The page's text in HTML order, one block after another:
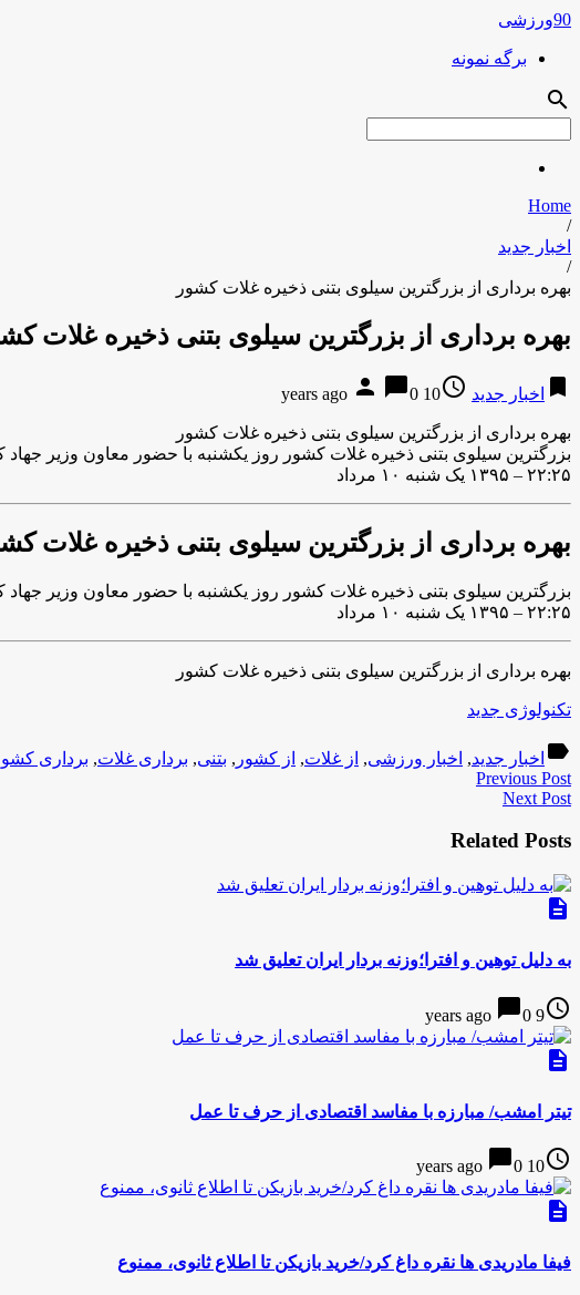
90ورزشی
برگه نمونه
search
Home
/
اخبار جدید
/
بهره برداری از بزرگترین سیلوی بتنی ذخیره غلات کشور
بهره برداری از بزرگترین سیلوی بتنی ذخیره غلات
bookmark اخبار جدید access_time
10 years ago
person chat_bubble0
بهره برداری از بزرگترین سیلوی بتنی ذخیره غلات کشور
بزرگترین سیلوی بتنی ذخیره غلات کشور روز یکشنبه با حضور معاون وزیر
۲۲:۲۵ – ۱۳۹۵ یک شنبه ۱۰ مرداد
بهره برداری از بزرگترین سیلوی بتنی ذخیره غلات
بزرگترین سیلوی بتنی ذخیره غلات کشور روز یکشنبه با حضور معاون وزیر
۲۲:۲۵ – ۱۳۹۵ یک شنبه ۱۰ مرداد
بهره برداری از بزرگترین سیلوی بتنی ذخیره غلات کشور
تکنولوژی جدید
label اخبار جدید, اخبار ورزشی, از غلات, از کشور , بتنی, برداری غلات, برداری
Previous Post
Next Post
Related Posts
description
به دلیل توهین و افترا؛وزنه بردار ایران تعلیق شد
access_time
9 years ago
chat_bubble0
description
تیتر امشب/ مبارزه با مفاسد اقتصادی از حرف تا عمل
access_time
10 years ago
chat_bubble0
description
فیفا مادریدی ها نقره داغ کرد/خرید بازیکن تا اطلاع ثانوی، ممنوع